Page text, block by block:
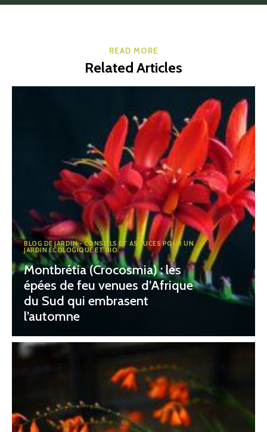
READ MORE
Related Articles
BLOG DE JARDIN - CONSEILS ET ASTUCES POUR UN
JARDIN ÉCOLOGIQUE ET BIO
Montbrétia (Crocosmia) : les
épées de feu venues d’Afrique
du Sud qui embrasent
l’automne